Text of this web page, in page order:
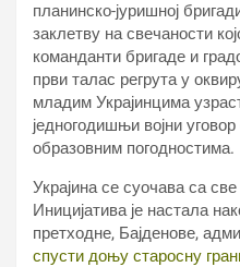
планинско-јуришној
заклетву на свечаности
команданти бригаде и
први талас регрута у
младим Украјинцима
једногодишњи војни
образовним погодностима.
Украјина се суочава са
Иницијатива је настала
претходне, Бајденове,
спусти доњу старосну